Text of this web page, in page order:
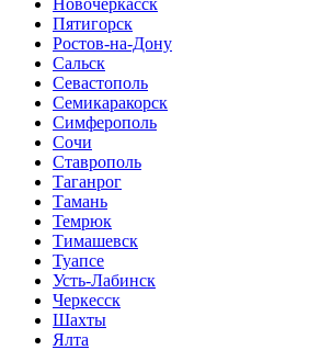
Новочеркасск
Пятигорск
Ростов-на-Дону
Сальск
Севастополь
Семикаракорск
Симферополь
Сочи
Ставрополь
Таганрог
Тамань
Темрюк
Тимашевск
Туапсе
Усть-Лабинск
Черкесск
Шахты
Ялта